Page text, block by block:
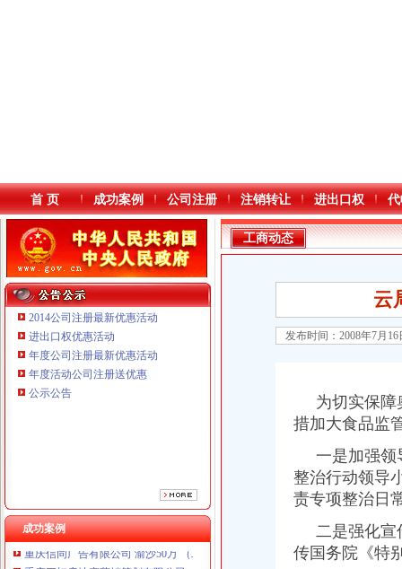
本站导航
首 页 成功案例 公司注册 注销转让 进出口权
2014公司注册最新优惠活动
进出口权优惠活动
年度公司注册最新优惠活动
年度活动公司注册送优惠
公示公告
成功案例
重庆鸽牌电线电缆有限公司 渝北10010万 (进出口权)
重庆科发表面处理有限责任公司 渝北800万 （进出口权）
重庆海谛升进出口贸易有限公司 渝北100万 （进出口权）
重庆奕欣锦诚商贸有限公司 渝九50万 （工商注册）
重庆信同广告有限公司 渝沙50万 （工商注册）
重庆三虹房地产营销策划有限公司
工商动态
云
发布时间：2008年7月
为切实保障
措加大食品监
一是加强领
整治行动领导
责专项整治日
二是强化宣
传国务院《特